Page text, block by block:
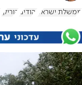
ממשלת ישראל יהודים הוריקן